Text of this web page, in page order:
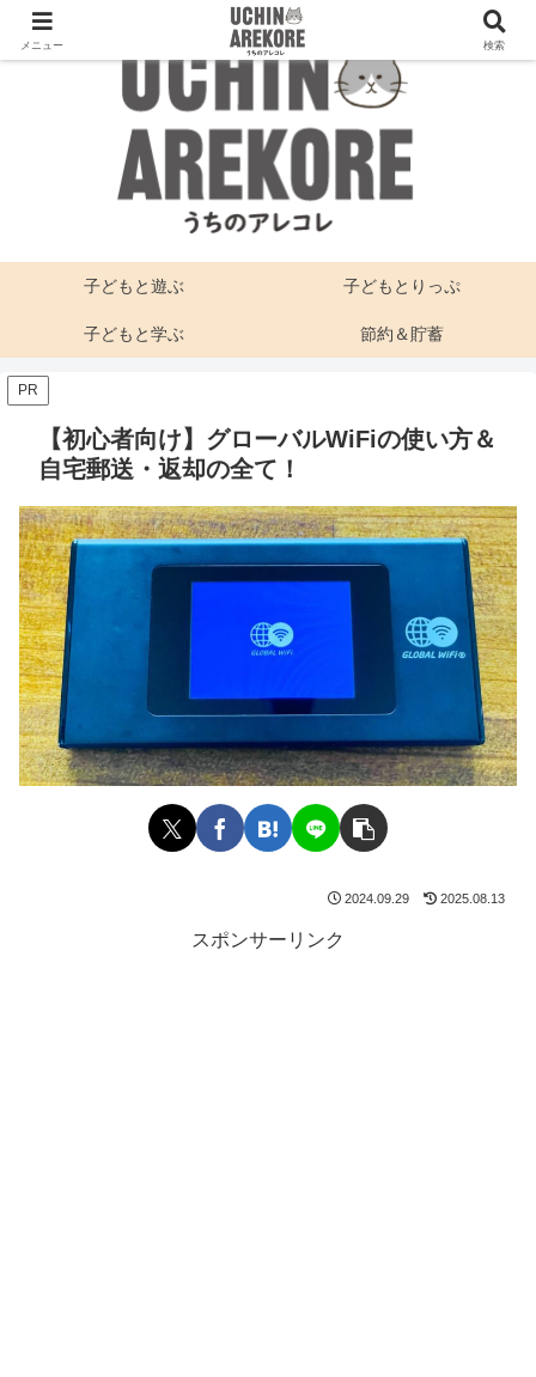
子どもと遊ぶ 子どもとりっぷ
子どもと学ぶ 節約＆貯蓄
PR
【初心者向け】グローバルWiFiの使い方＆
自宅郵送・返却の全て！
2024.09.29 2025.08.13
スポンサーリンク
メニュー 検索